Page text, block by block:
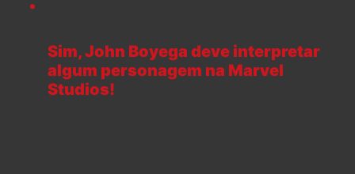
Sim, John Boyega deve interpretar
algum personagem na Marvel
Studios!